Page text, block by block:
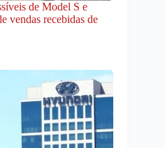
de Model S e
vendas recebidas de